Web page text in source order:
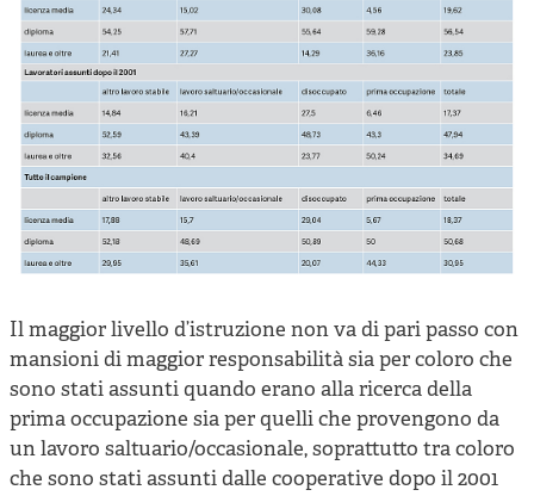
Il maggior livello d’istruzione non va di pari passo con
mansioni di maggior responsabilità sia per coloro che
sono stati assunti quando erano alla ricerca della
prima occupazione sia per quelli che provengono da
un lavoro saltuario/occasionale, soprattutto tra coloro
che sono stati assunti dalle cooperative dopo il 2001